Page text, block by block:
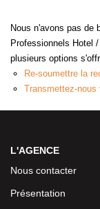
Créer une
Nous n'avons pas de
Professionnels Hotel
plusieurs options
Re-soumettre la
Transmettez-nous
L'AGENCE
Nous contacter
Présentation